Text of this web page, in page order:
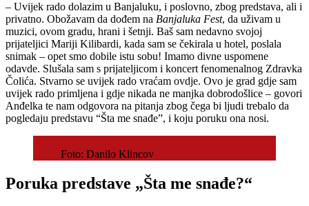
– Uvijek rado dolazim u Banjaluku, i poslovno, zbog predstava, ali i
privatno. Obožavam da dođem na Banjaluka Fest, da uživam u
muzici, ovom gradu, hrani i šetnji. Baš sam nedavno svojoj
prijateljici Mariji Kilibardi, kada sam se čekirala u hotel, poslala
snimak – opet smo dobile istu sobu! Imamo divne uspomene
odavde. Slušala sam s prijateljicom i koncert fenomenalnog Zdravka
Čolića. Stvarno se uvijek rado vraćam ovdje. Ovo je grad gdje sam
uvijek rado primljena i gdje nikada ne manjka dobrodošlice – govori
Anđelka te nam odgovora na pitanja zbog čega bi ljudi trebalo da
pogledaju predstavu “Šta me snađe”, i koju poruku ona nosi.
Foto: Danilo Klincov
Poruka predstave „Šta me snađe?“